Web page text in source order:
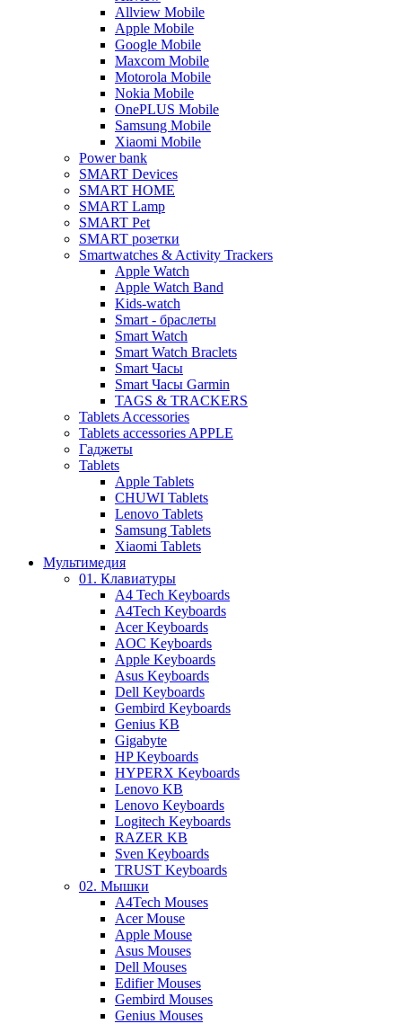
Allview Mobile
Apple Mobile
Google Mobile
Maxcom Mobile
Motorola Mobile
Nokia Mobile
OnePLUS Mobile
Samsung Mobile
Xiaomi Mobile
Power bank
SMART Devices
SMART HOME
SMART Lamp
SMART Pet
SMART розетки
Smartwatches & Activity Trackers
Apple Watch
Apple Watch Band
Kids-watch
Smart - браслеты
Smart Watch
Smart Watch Braclets
Smart Часы
Smart Часы Garmin
TAGS & TRACKERS
Tablets Accessories
Tablets accessories APPLE
Гаджеты
Tablets
Apple Tablets
CHUWI Tablets
Lenovo Tablets
Samsung Tablets
Xiaomi Tablets
Мультимедия
01. Клавиатуры
A4 Tech Keyboards
A4Tech Keyboards
Acer Keyboards
AOC Keyboards
Apple Keyboards
Asus Keyboards
Dell Keyboards
Gembird Keyboards
Genius KB
Gigabyte
HP Keyboards
HYPERX Keyboards
Lenovo KB
Lenovo Keyboards
Logitech Keyboards
RAZER KB
Sven Keyboards
TRUST Keyboards
02. Мышки
A4Tech Mouses
Acer Mouse
Apple Mouse
Asus Mouses
Dell Mouses
Edifier Mouses
Gembird Mouses
Genius Mouses